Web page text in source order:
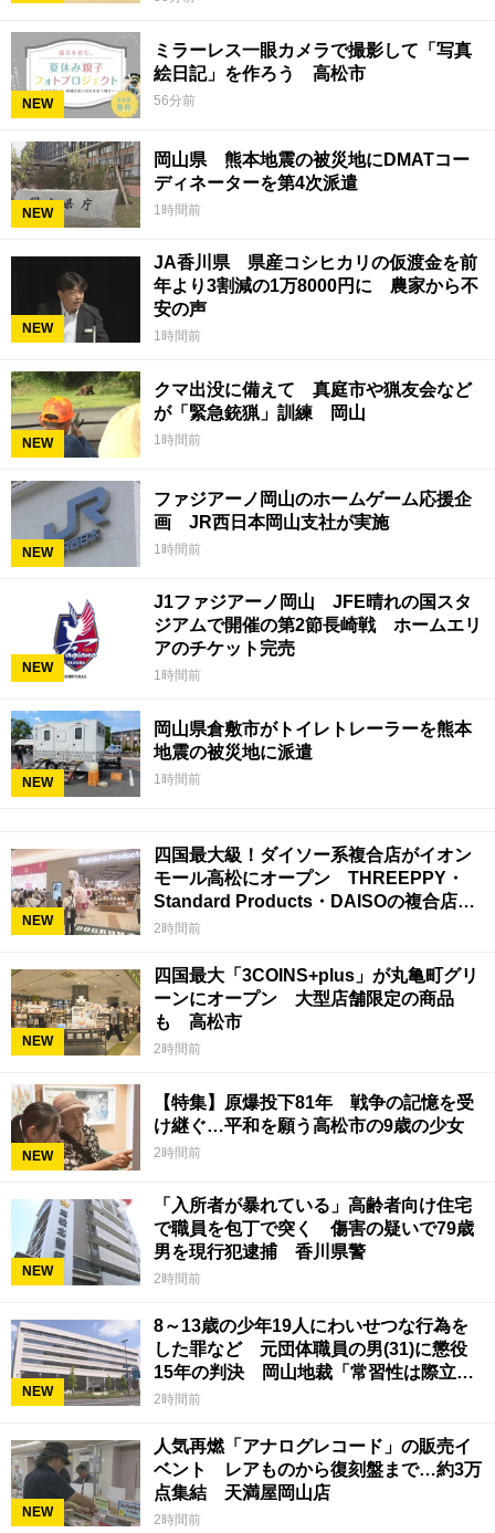
NEW
ミラーレス一眼カメラで撮影して「写真
絵日記」を作ろう 高松市
56分前
NEW
岡山県 熊本地震の被災地にDMATコー
ディネーターを第4次派遣
1時間前
NEW
JA香川県 県産コシヒカリの仮渡金を前
年より3割減の1万8000円に 農家から不
安の声
1時間前
NEW
クマ出没に備えて 真庭市や猟友会など
が「緊急銃猟」訓練 岡山
1時間前
NEW
ファジアーノ岡山のホームゲーム応援企
画 JR西日本岡山支社が実施
1時間前
NEW
J1ファジアーノ岡山 JFE晴れの国スタ
ジアムで開催の第2節長崎戦 ホームエリ
アのチケット完売
1時間前
NEW
岡山県倉敷市がトイレトレーラーを熊本
地震の被災地に派遣
1時間前
NEW
四国最大級！ダイソー系複合店がイオン
モール高松にオープン THREEPPY・
Standard Products・DAISOの複合店は
香川県初
2時間前
NEW
四国最大「3COINS+plus」が丸亀町グリ
ーンにオープン 大型店舗限定の商品
も 高松市
2時間前
NEW
【特集】原爆投下81年 戦争の記憶を受
け継ぐ…平和を願う高松市の9歳の少女
2時間前
NEW
「入所者が暴れている」高齢者向け住宅
で職員を包丁で突く 傷害の疑いで79歳
男を現行犯逮捕 香川県警
2時間前
NEW
8～13歳の少年19人にわいせつな行為を
した罪など 元団体職員の男(31)に懲役
15年の判決 岡山地裁「常習性は際立っ
ていて被害結果も非常に重い」
2時間前
NEW
人気再燃「アナログレコード」の販売イ
ベント レアものから復刻盤まで…約3万
点集結 天満屋岡山店
2時間前